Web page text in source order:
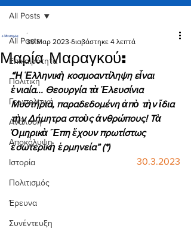
All Posts
Επικαιρότητα
Πολιτική
Γεωπολιτική
Ανάλυση
Αποκάλυψη
Ιστορία
Πολιτισμός
Έρευνα
Συνέντευξη
All Posts
Μαρία Μαραγκού:
.
30 Μαρ 2023 διαβάστηκε 4 λεπτά
“Ἡ Ἑλληνικὴ κοσμοαντίληψη εἶναι
ἐνιαία... Θεουργία τὰ Ἐλευσίνια
Μυστήρια, παραδεδομένη ἀπὸ τὴν ἴδια
τὴν Δήμητρα στοὺς ἀνθρώπους! Τὰ
Ὁμηρικὰ Ἔπη ἔχουν πρωτίστως
ἐσωτερικὴ ἑρμηνεία” (*)
30.3.2023